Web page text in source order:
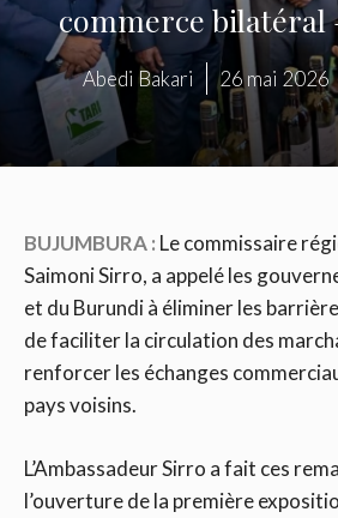
commerce bilatéral
Abedi Bakari 26 mai 2026
BUJUMBURA : Le commissaire
Saimoni Sirro, a appelé les
et du Burundi à éliminer les
de faciliter la circulation des
renforcer les échanges
pays voisins.
L’Ambassadeur Sirro a fait ces
l’ouverture de la première